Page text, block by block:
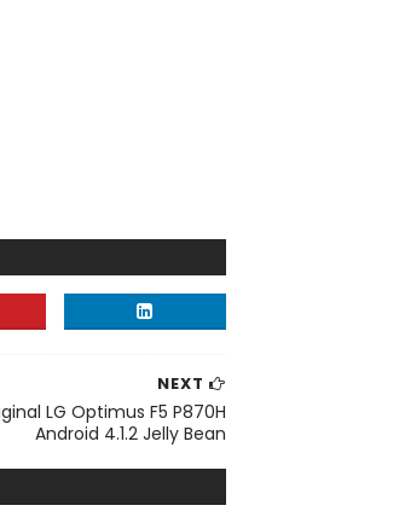
NEXT
LG Optimus F5 P870H
Android 4.1.2 Jelly Bean